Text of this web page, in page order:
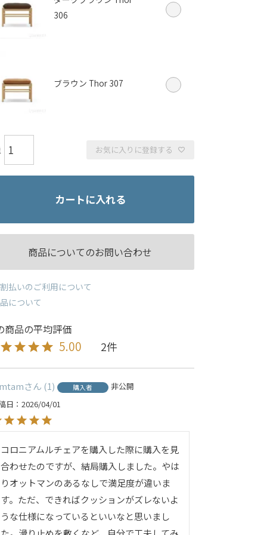
306
ブラウン Thor 307
お気に入りに登録する
カートに入れる
商品についてのお問い合わせ
払いのご利用について
について
5.00 2
1 購入者
非公開
日
2026/04/01
コロニアムルチェアを購入した際に購入を見
合わせたのですが、結局購入しました。やは
りオットマンのあるなしで満足度が違いま
す。ただ、できればクッションがズレないよ
うな仕様になっているといいなと思いまし